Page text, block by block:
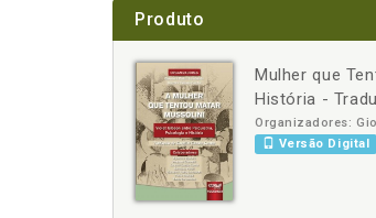
Produto
Mulher que
História -
Organizadores:
Versão Digital